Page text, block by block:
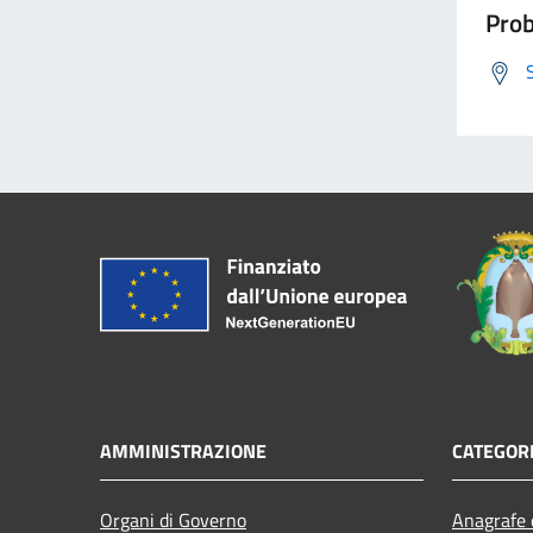
AMMINISTRAZIONE
Organi di Governo